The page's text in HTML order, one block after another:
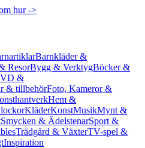
hur ->
Barnkläder &
ResorBygg & VerktygBöcker &
&
& tillbehörFoto, Kameror &
Hem &
KläderKonstMusikMynt &
Smycken & ÄdelstenarSport &
Trädgård & VäxterTV-spel &
Inspiration